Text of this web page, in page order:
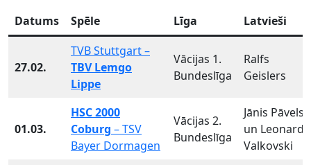
Datums Spēle Līga Latvieši
27.02.
TVB Stuttgart –
TBV Lemgo
Lippe
Vācijas 1.
Bundeslīga
Ralfs
Geislers
01.03.
HSC 2000
Coburg – TSV
Bayer Dormagen
Vācijas 2.
Bundeslīga
Jānis Pāvels
un Leonards
Valkovski